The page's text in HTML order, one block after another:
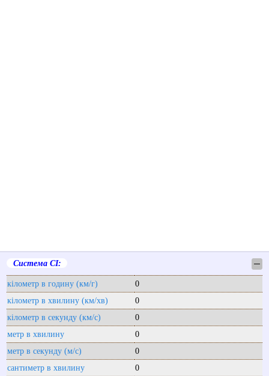
Система СІ: ─
кілометр в годину (км/г)
0
кілометр в хвилину (км/хв)
0
кілометр в секунду (км/с)
0
метр в хвилину
0
метр в секунду (м/с)
0
сантиметр в хвилину
0